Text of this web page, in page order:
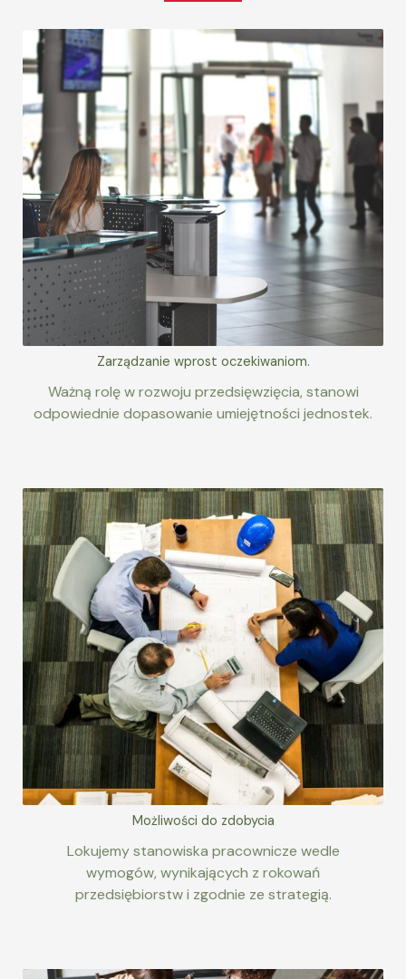
Zarządzanie wprost oczekiwaniom.
Ważną rolę w rozwoju przedsięwzięcia, stanowi
odpowiednie dopasowanie umiejętności jednostek.
Możliwości do zdobycia
Lokujemy stanowiska pracownicze wedle
wymogów, wynikających z rokowań
przedsiębiorstw i zgodnie ze strategią.